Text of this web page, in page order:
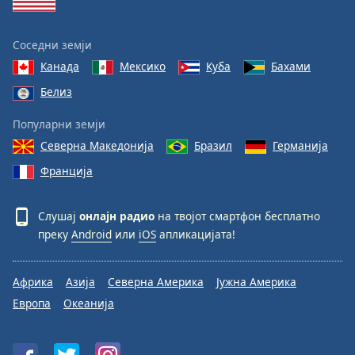
Соседни земји
Канада
Мексико Куба
Бахами
Белиз
Популарни земји
Северна Македонија
Бразил
Германија
Франција
Слушај онлајн радио на твојот смартфон бесплатно
преку Android или iOS апликацијата!
Африка Азија Северна Америка
Јужна Америка
Европа
Океанија